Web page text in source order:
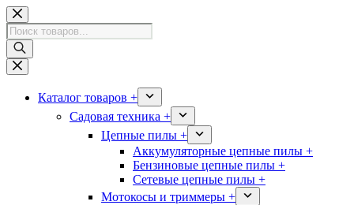
Перейти
к
сути
Поиск
товаров
Каталог товаров +
Садовая техника +
Цепные пилы +
Аккумуляторные цепные пилы +
Бензиновые цепные пилы +
Сетевые цепные пилы +
Мотокосы и триммеры +